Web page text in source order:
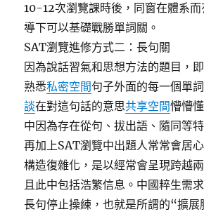
10-12次瀏覽課時後，同窗在體系
導下可以基礎戰勝單詞關。
SAT瀏覽進修方式二：長句關
因為說話習氣和思想方法的題目，
熟悉私密空間句子外面的每一個單
談在對這句話的意思共享空間懵懵
中因為存在從句、拔出語、隨同等
再加上SAT瀏覽中出題人常常會居
構造復雜化，是以經常會呈現跨越
且此中包括浩繁信息。中國粹生需
長句停止操練，也就是所謂的“擴展